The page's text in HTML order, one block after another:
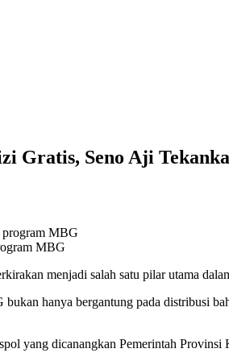
Seno Aji
MBG
menjadi salah satu pilar utama
hanya bergantung pada distribusi
yang dicanangkan Pemerintah Provinsi